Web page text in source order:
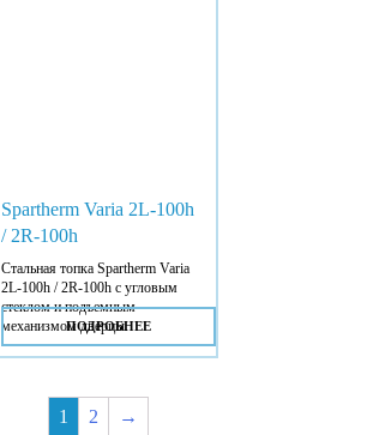
Spartherm Varia 2L-100h
/ 2R-100h
Стальная топка Spartherm Varia
2L-100h / 2R-100h с угловым
стеклом и подъемным
механизмом дверцы.
ПОДРОБНЕЕ
1 2 →